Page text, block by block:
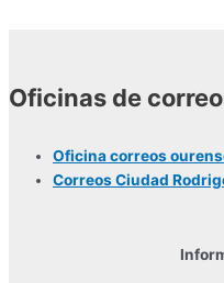
Oficinas de
Oficina correos
Correos Ciudad